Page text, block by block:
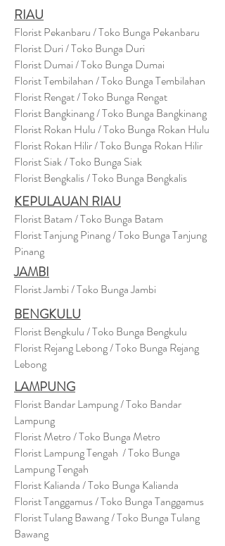
RIAU
Florist Pekanbaru / Toko Bunga Pekanbaru
Florist Duri / Toko Bunga Duri
Florist Dumai / Toko Bunga Dumai
Florist Tembilahan / Toko Bunga Tembilahan
Florist Rengat / Toko Bunga Rengat
Florist Bangkinang / Toko Bunga Bangkinang
Florist Rokan Hulu / Toko Bunga Rokan Hulu
Florist Rokan Hilir / Toko Bunga Rokan Hilir
Florist Siak / Toko Bunga Siak
Florist Bengkalis / Toko Bunga Bengkalis
KEPULAUAN RIAU
Florist Batam / Toko Bunga Batam
Florist Tanjung Pinang / Toko Bunga Tanjung
Pinang
JAMBI
Florist Jambi / Toko Bunga Jambi
BENGKULU
Florist Bengkulu / Toko Bunga Bengkulu
Florist Rejang Lebong / Toko Bunga Rejang
Lebong
LAMPUNG
Florist Bandar Lampung / Toko Bandar
Lampung
Florist Metro / Toko Bunga Metro
Florist Lampung Tengah / Toko Bunga
Lampung Tengah
Florist Kalianda / Toko Bunga Kalianda
Florist Tanggamus / Toko Bunga Tanggamus
Florist Tulang Bawang / Toko Bunga Tulang
Bawang